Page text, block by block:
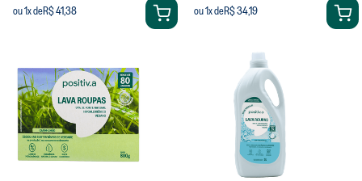
ou1x deR$ 41,38 ou1x deR$ 34,19